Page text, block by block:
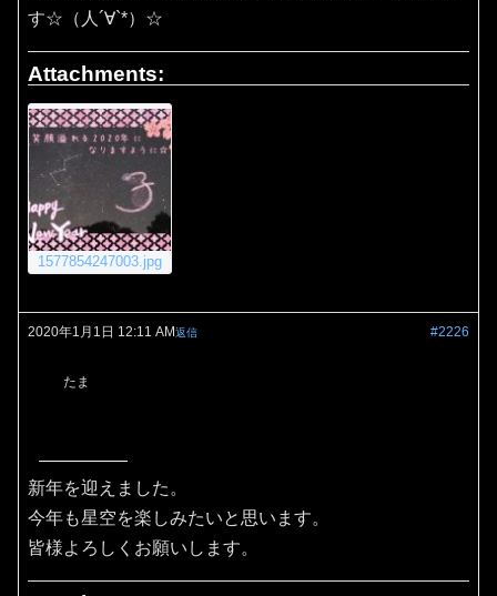
す☆（人´∀`*）☆
Attachments:
1577854247003.jpg
2020年1月1日 12:11 AM #2226
返信
たま
新年を迎えました。
今年も星空を楽しみたいと思います。
皆様よろしくお願いします。